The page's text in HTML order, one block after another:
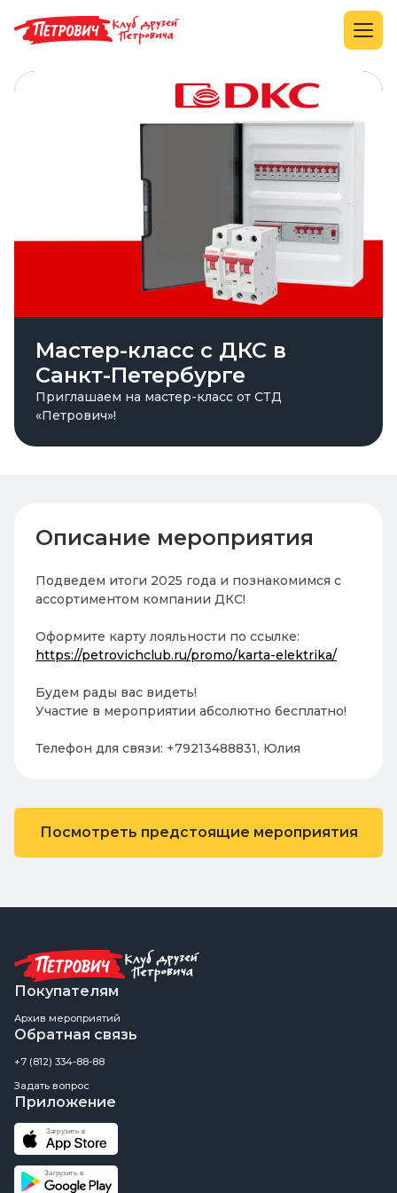
Мастер-класс с ДКС в
Санкт-Петербурге
Приглашаем на мастер-класс от СТД
«Петрович»!
Описание мероприятия
Подведем итоги 2025 года и познакомимся с
ассортиментом компании ДКС!
Оформите карту лояльности по ссылке:
https://petrovichclub.ru/promo/karta-elektrika/
Будем рады вас видеть!
Участие в мероприятии абсолютно бесплатно!
Телефон для связи: +79213488831, Юлия
Посмотреть предстоящие мероприятия
Покупателям
Архив мероприятий
Обратная связь
+7 (812) 334-88-88
Задать вопрос
Приложение